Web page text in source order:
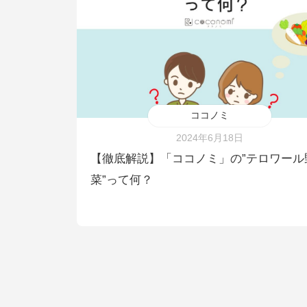
ココノミ
2024年6月18日
【徹底解説】「ココノミ」の”テロワール
菜”って何？